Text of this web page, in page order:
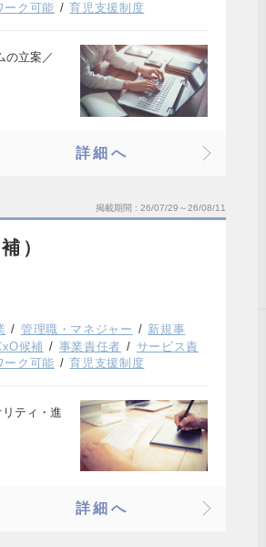
ーク可能 育児支援制度
の立案／
詳細へ
掲載期間 26/07/29～26/08/11
）
管理職・マネジャー
新規事
候補 事業責任者
サービス責
ーク可能 育児支援制度
ティ・進
詳細へ